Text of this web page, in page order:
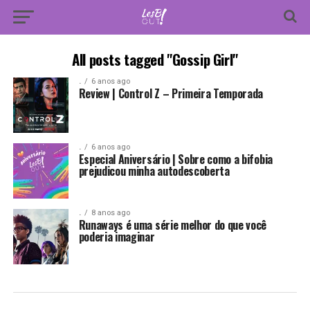
All posts tagged "Gossip Girl"
. 6 anos ago
Review | Control Z – Primeira Temporada
. 6 anos ago
Especial Aniversário | Sobre como a bifobia
prejudicou minha autodescoberta
. 8 anos ago
Runaways é uma série melhor do que você
poderia imaginar